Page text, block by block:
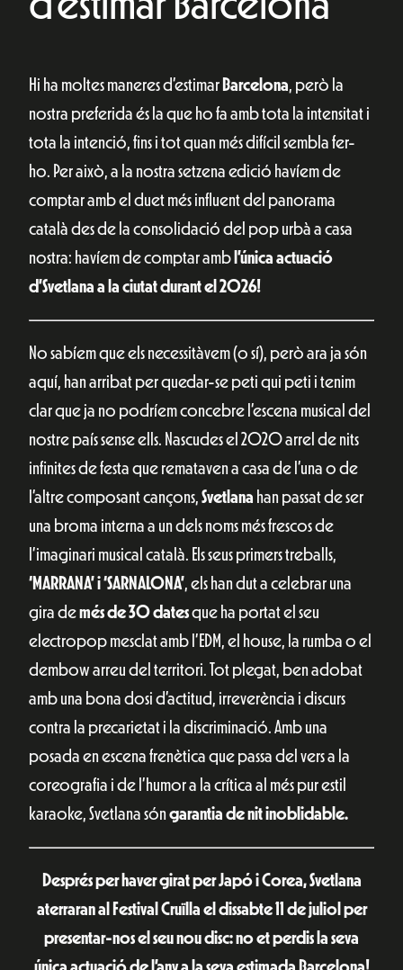
Hi ha moltes maneres d’estimar Barcelona, però la
nostra preferida és la que ho fa amb tota la intensitat i
tota la intenció, fins i tot quan més difícil sembla fer-
ho. Per això, a la nostra setzena edició havíem de
comptar amb el duet més influent del panorama
català des de la consolidació del pop urbà a casa
nostra: havíem de comptar amb l’única actuació
d’Svetlana a la ciutat durant el 2026!
No sabíem que els necessitàvem (o sí), però ara ja són
aquí, han arribat per quedar-se peti qui peti i tenim
clar que ja no podríem concebre l’escena musical del
nostre país sense ells. Nascudes el 2020 arrel de nits
infinites de festa que remataven a casa de l’una o de
l’altre composant cançons, Svetlana han passat de ser
una broma interna a un dels noms més frescos de
l’imaginari musical català. Els seus primers treballs,
‘MARRANA’ i ‘SARNALONA’, els han dut a celebrar una
gira demés de 30 datesque ha portat el seu
electropop mesclat amb l’EDM, el house, la rumba o el
dembow arreu del territori. Tot plegat, ben adobat
amb una bona dosi d’actitud, irreverència i discurs
contra la precarietat i la discriminació. Amb una
posada en escena frenètica que passa del vers a la
coreografia i de l’humor a la crítica al més pur estil
karaoke, Svetlana sóngarantia de nit inoblidable.
Després per haver girat per Japó i Corea, Svetlana
aterraran al Festival Cruïlla el dissabte 11 de juliol per
presentar-nos el seu nou disc: no et perdis la seva